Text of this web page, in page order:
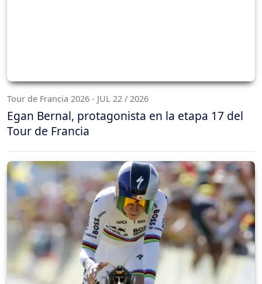
Tour de Francia 2026 - JUL 22 / 2026
Egan Bernal, protagonista en la etapa 17 del
Tour de Francia